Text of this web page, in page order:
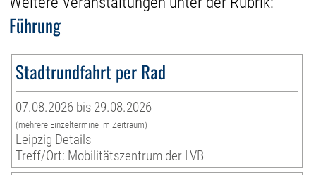
Führung
Stadtrundfahrt per Rad
07.08.2026 bis 29.08.2026
(mehrere Einzeltermine im Zeitraum)
Leipzig Details
Treff/Ort: Mobilitätszentrum der LVB